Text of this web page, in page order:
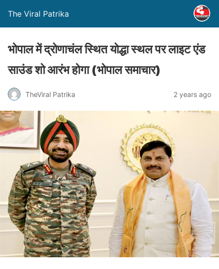
The Viral Patrika
भोपाल में द्रोणाचंल स्थित योद्धा स्थल पर लाइट एंड
साउंड शो आरंभ होगा (भोपाल समाचार)
TheViral Patrika 2 years ago